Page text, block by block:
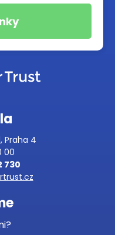
Praha 4
00
730